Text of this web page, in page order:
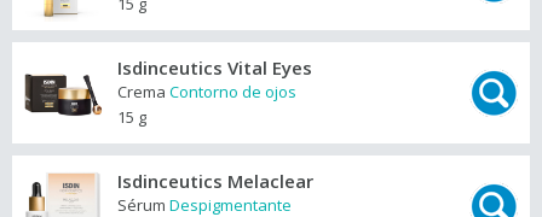
Isdinceutics Vital Eyes
Crema Contorno de ojos
15 g
Isdinceutics Melaclear
Sérum Despigmentante